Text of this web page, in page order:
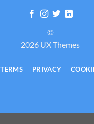
©
2026 UX Themes
TERMS PRIVACY